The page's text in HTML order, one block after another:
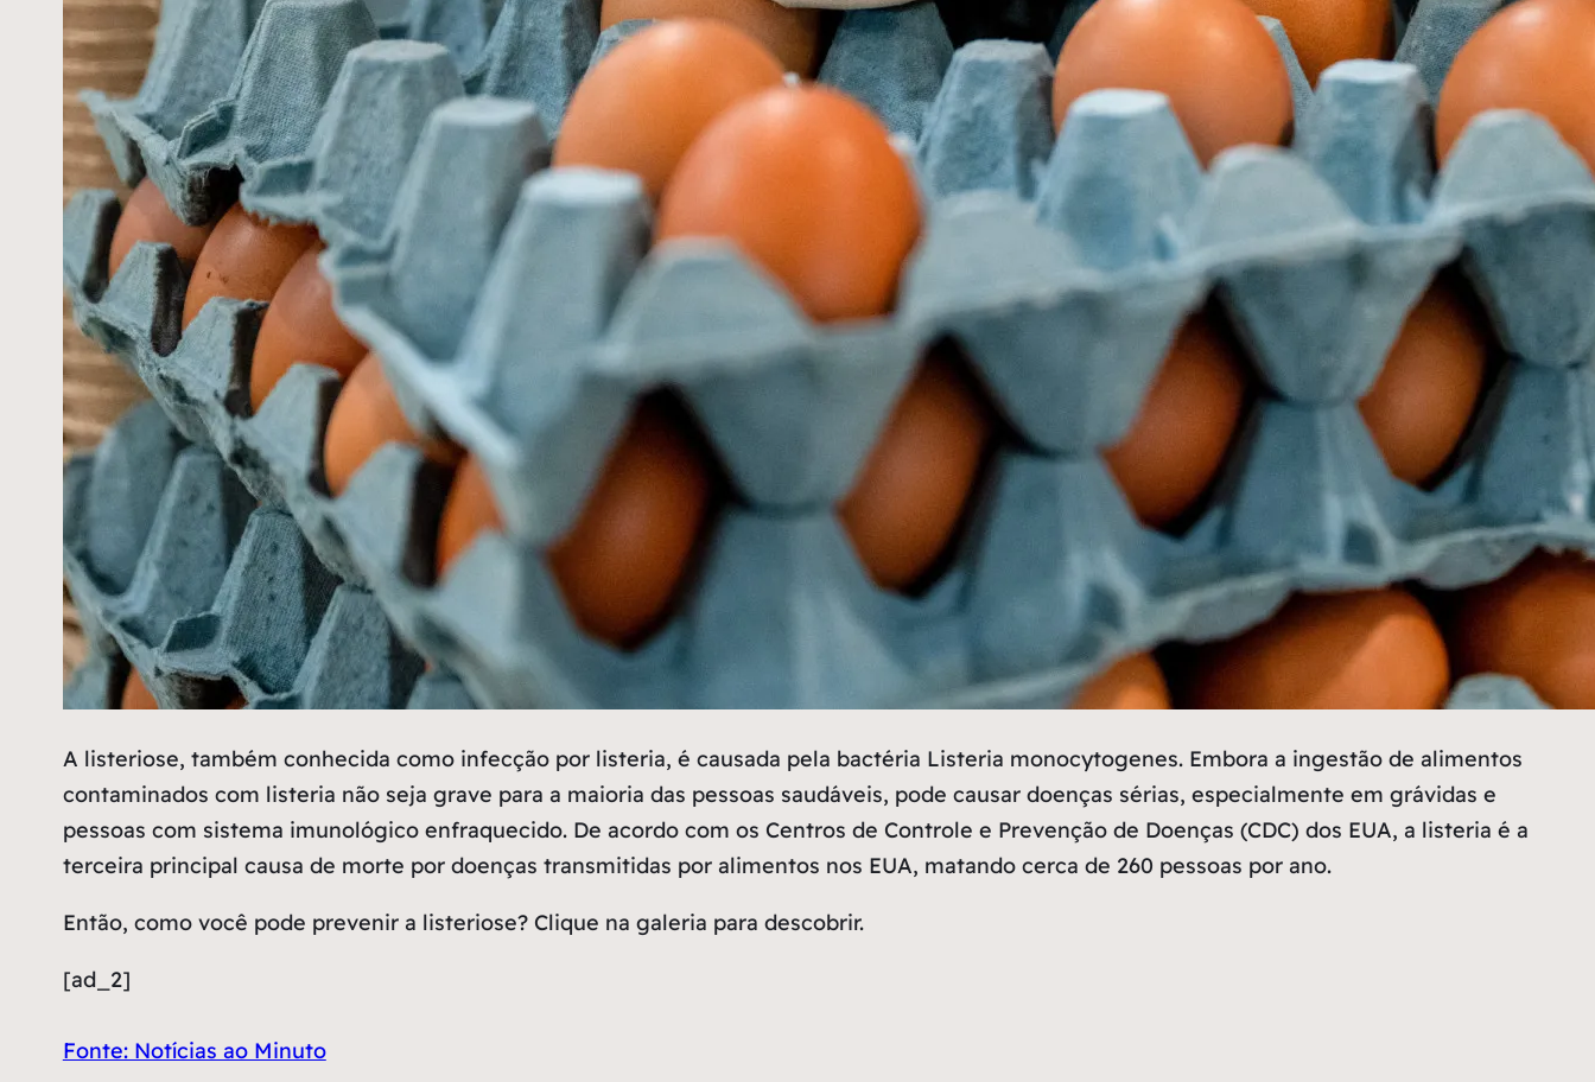
A listeriose, também conhecida como infecção por listeria, é causada pela bactéria Listeria monocytogenes. Embora a ingestão de alimentos
contaminados com listeria não seja grave para a maioria das pessoas saudáveis, pode causar doenças sérias, especialmente em grávidas e
pessoas com sistema imunológico enfraquecido. De acordo com os Centros de Controle e Prevenção de Doenças (CDC) dos EUA, a listeria é a
terceira principal causa de morte por doenças transmitidas por alimentos nos EUA, matando cerca de 260 pessoas por ano.
Então, como você pode prevenir a listeriose? Clique na galeria para descobrir.
[ad_2]
Fonte: Notícias ao Minuto